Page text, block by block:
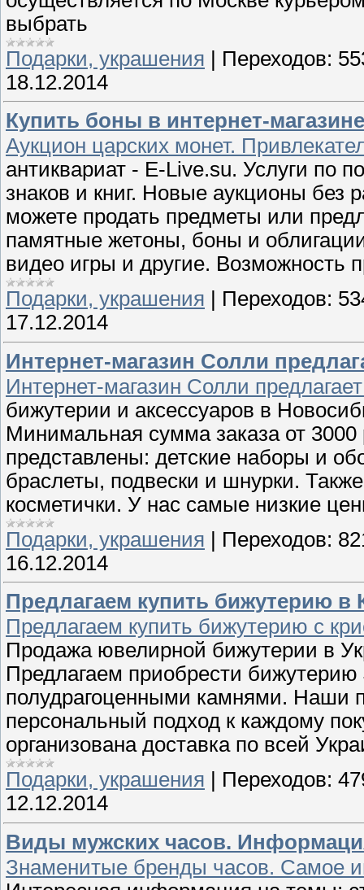
выбрать
Подарки, украшения | Переходов:
18.12.2014
Купить боны в интернет-
Аукцион царских монет.
антиквариат - E-Live.su. Услуги по
знаков и книг. Новые аукционы без
можете продать предметы или
памятные жетоны, боны и
видео игры и другие. Возможность
Подарки, украшения
Переходов:
17.12.2014
Интернет-магазин Солли
Интернет-магазин Солли
бижутерии и аксессуаров в
Минимальная сумма заказа от
представлены: детские наборы и
браслеты, подвески и шнурки.
косметички. У нас самые низкие
Подарки, украшения
Переходов:
16.12.2014
Предлагаем купить бижутерию в
Предлагаем купить бижутерию с
Продажа ювелирной бижутерии в
Предлагаем приобрести
полудрагоценными камнями. Наши
персональный подход к каждому
организована доставка по всей
Подарки, украшения
Переходов:
12.12.2014
Виды мужских часов.
Знаменитые бренды часов. Самое